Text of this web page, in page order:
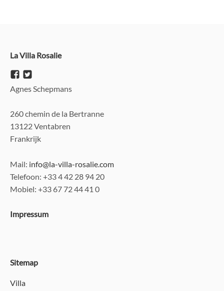
La Villa Rosalie
Agnes Schepmans
260 chemin de la Bertranne
13122 Ventabren
Frankrijk
Mail: info@la-villa-rosalie.com
Telefoon: +33 4 42 28 94 20
Mobiel: +33 67 72 44 41 0
Impressum
Sitemap
Villa